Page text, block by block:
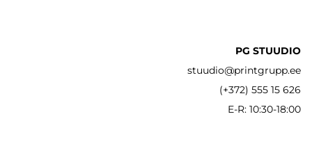
PG STUUDIO
stuudio@printgrupp.ee
(+372) 555 15 626
E-R: 10:30-18:00